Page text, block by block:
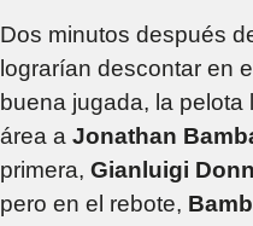
Dos minutos después
lograrían descontar en
buena jugada, la pelota
área a Jonathan
primera, Gianluigi
pero en el rebote,